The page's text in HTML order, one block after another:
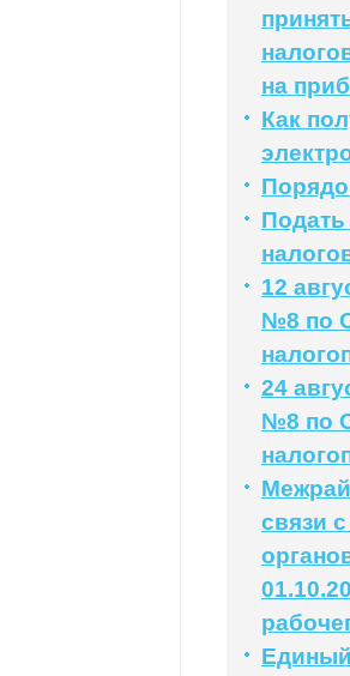
на
Как
12
№8 по
24
№8 по
связи